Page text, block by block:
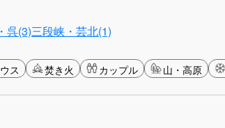
呉(3)三段峡・芸北(1)
ス 焚き火 カップル 山・高原